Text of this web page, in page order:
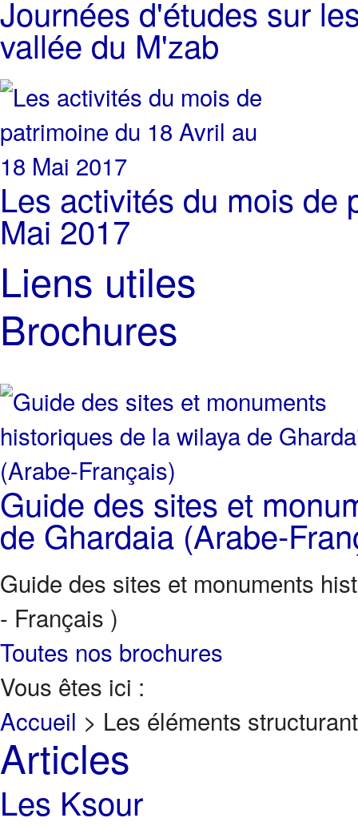
Journées d'études sur
vallée du M'zab
Les activités du mois de
Mai 2017
Liens utiles
Brochures
Guide des sites et
de Ghardaia (Arabe-
Guide des sites et monuments
- Français )
Toutes nos brochures
Vous êtes ici :
Accueil > Les éléments
Articles
Les Ksour